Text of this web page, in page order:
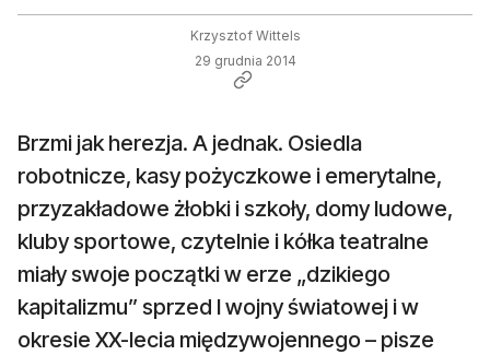
Krzysztof Wittels
29 grudnia 2014
Brzmi jak herezja. A jednak. Osiedla
robotnicze, kasy pożyczkowe i emerytalne,
przyzakładowe żłobki i szkoły, domy ludowe,
kluby sportowe, czytelnie i kółka teatralne
miały swoje początki w erze „dzikiego
kapitalizmu” sprzed I wojny światowej i w
okresie XX-lecia międzywojennego – pisze